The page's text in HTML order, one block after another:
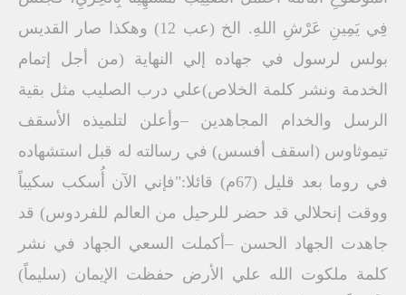
فِي يَمِينِ عَرْشِ اللهِ. الخ (عب 12) وهكذا صار القديس
بولس لرسول في جهاده إلي النهاية (من أجل إتمام
الخدمة ونشر كلمة الخلاص)علي درب الصليب مثل بقية
الرسل والخدام المجاهدين –وأعلن لتلميذه الأسقف
تيموثاوس (اسقف أفسس) في رسالته له قبل استشهاده
في روما بعد قليل (67م) قائلا:"فإني الآن أُسكب سكيباً
ووقت إنحلالي قد حضر للرحيل من العالم للفردوس) قد
جاهدت الجهاد الحسن –أكملت السعي الجهاد في نشر
كلمة ملكوت الله علي الأرض حفظت الإيمان (سليماً)